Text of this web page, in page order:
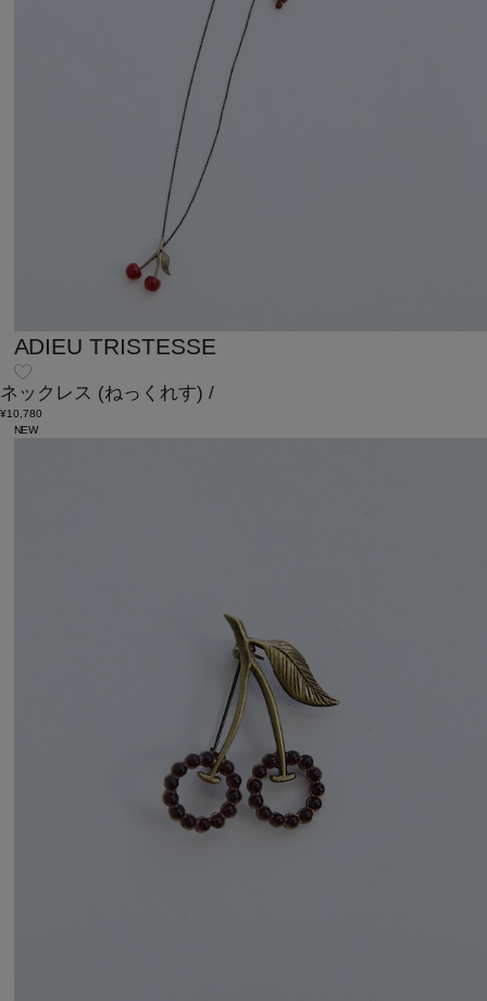
ADIEU TRISTESSE
ネックレス (ねっくれす) /
¥10,780
NEW